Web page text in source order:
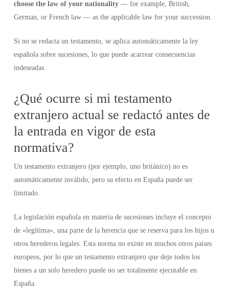
choose the law of your nationality— for example, British,
German, or French law — as the applicable law for your succession.
Si no se redacta un testamento, se aplica automáticamente la ley
española sobre sucesiones, lo que puede acarrear consecuencias
indeseadas.
¿Qué ocurre si mi testamento
extranjero actual se redactó antes de
la entrada en vigor de esta
normativa?
Un testamento extranjero (por ejemplo, uno británico) no es
automáticamente inválido, pero su efecto en España puede ser
limitado.
La legislación española en materia de sucesiones incluye el concepto
de «legítima», una parte de la herencia que se reserva para los hijos u
otros herederos legales. Esta norma no existe en muchos otros países
europeos, por lo que un testamento extranjero que deje todos los
bienes a un solo heredero puede no ser totalmente ejecutable en
España.